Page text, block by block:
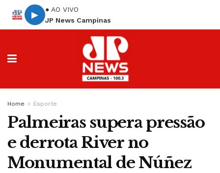
▶
● AO VIVO
JP News Campinas
Home Esporte
Palmeiras supera pressão
e derrota River no
Monumental de Núñez